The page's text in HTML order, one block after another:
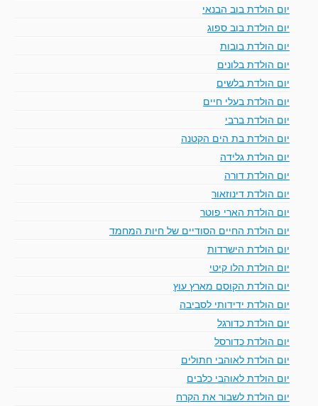
יום הולדת בוב הבנאי
יום הולדת בוב ספוג
יום הולדת בובות
יום הולדת בלונים
יום הולדת בלשים
יום הולדת בעלי חיים
יום הולדת ברבי
יום הולדת בת הים הקטנה
יום הולדת גלידה
יום הולדת דורה
יום הולדת דינוזאור
יום הולדת הארי פוטר
יום הולדת החיים הסודיים של חיות המחמד
יום הולדת הישרדות
יום הולדת הלו קיטי
יום הולדת הקוסם מארץ עוץ
יום הולדת ידידותי לסביבה
יום הולדת כדורגל
יום הולדת כדורסל
יום הולדת לאוהבי חתולים
יום הולדת לאוהבי כלבים
יום הולדת לשבור את הקרח